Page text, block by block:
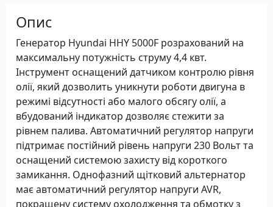
Опис
Генератор Hyundai HHY 5000F розрахований на
максимальну потужність струму 4,4 квт.
Інструмент оснащений датчиком контролю рівня
олії, який дозволить уникнути роботи двигуна в
режимі відсутності або малого обсягу олії, а
вбудований індикатор дозволяє стежити за
рівнем палива. Автоматичний регулятор напруги
підтримає постійний рівень напруги 230 Вольт та
оснащений системою захисту від короткого
замикання. Однофазний щітковий альтернатор
має автоматичний регулятор напруги AVR,
покращену систему охолодження та обмотку з